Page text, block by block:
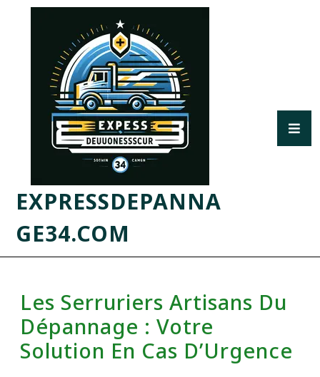
EXPRESSDEPANNA
GE34.COM
Les Serruriers Artisans Du
Dépannage : Votre
Solution En Cas D’Urgence